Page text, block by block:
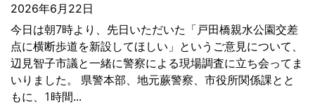
2026年6月22日
今日は朝7時より、先日いただいた「戸田橋親水公園交差
点に横断歩道を新設してほしい」というご意見について、
辺見智子市議と一緒に警察による現場調査に立ち会ってま
いりました。 県警本部、地元蕨警察、市役所関係課とと
もに、1時間